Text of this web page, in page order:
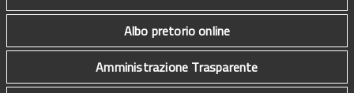
Albo pretorio online
Amministrazione Trasparente